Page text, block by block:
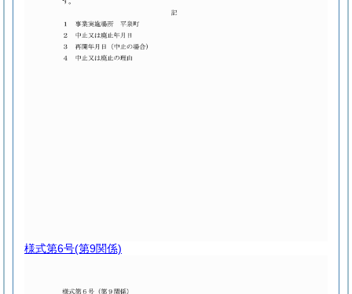
様式第6号(第9関係)